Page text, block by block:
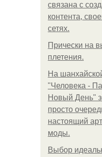
связана с
контента,
сетях.
Прически на
плетения.
На
"Человека -
Новый День"
просто
настоящий
моды.
Выбор